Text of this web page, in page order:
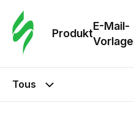
Produkt
E-Mail-
Tous